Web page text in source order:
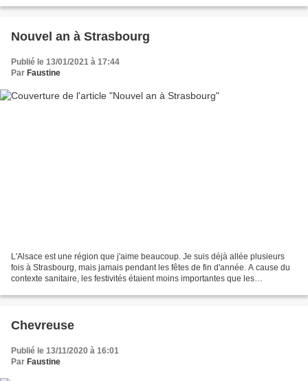
Nouvel an à Strasbourg
Publié le 13/01/2021 à 17:44
Par Faustine
L'Alsace est une région que j'aime beaucoup. Je suis déjà allée plusieurs
fois à Strasbourg, mais jamais pendant les fêtes de fin d'année. A cause du
contexte sanitaire, les festivités étaient moins importantes que les
Chevreuse
Publié le 13/11/2020 à 16:01
Par Faustine